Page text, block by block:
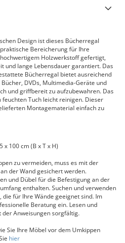
Design ist dieses Bücherregal
Bereicherung für Ihre
Holzwerkstoff gefertigt,
und lange Lebensdauer garantiert. Das
Bücherregal bietet ausreichend
DVDs, Multimedia-Geräte und
und griffbereit zu aufzubewahren. Das
Tuch leicht reinigen. Dieser
Montagematerial einfach zu
x 100 cm (B x T x H)
zu vermeiden, muss es mit der
der Wand gesichert werden.
und Dübel für die Befestigung an der
enthalten. Suchen und verwenden
die für Ihre Wände geeignet sind. Im
Beratung ein. Lesen und
der Anweisungen sorgfältig.
Sie Ihre Möbel vor dem Umkippen
hier